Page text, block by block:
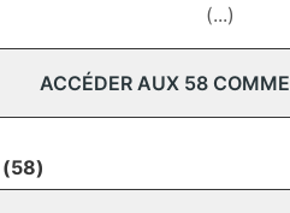
(...)
ACCÉDER AUX 58